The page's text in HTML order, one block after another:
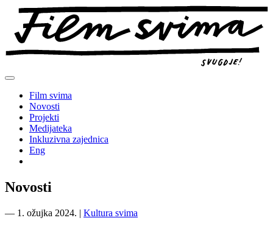
Preskoči
sadržaj
Film svima
Novosti
Projekti
Medijateka
Inkluzivna zajednica
Eng
Novosti
― 1. ožujka 2024. | Kultura svima